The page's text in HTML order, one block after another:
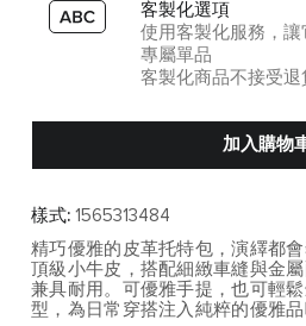
客製化選項
使用客製化服務，讓
專屬單品
客製化商品不接受退
加入購物
樣式: 1565313484
精巧優雅的皮革托特包，演繹都
頂級小牛皮，搭配細緻車縫與金
兼具耐用。可優雅手提，也可輕
型，為日常穿搭注入純粹的優雅品